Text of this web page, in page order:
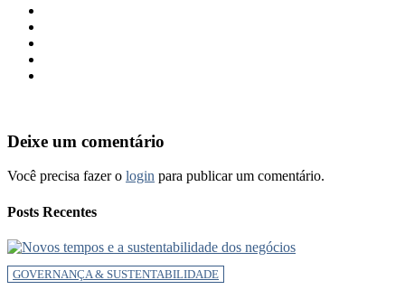
Deixe um comentário
Você precisa fazer o login para publicar um comentário.
Posts Recentes
GOVERNANÇA & SUSTENTABILIDADE